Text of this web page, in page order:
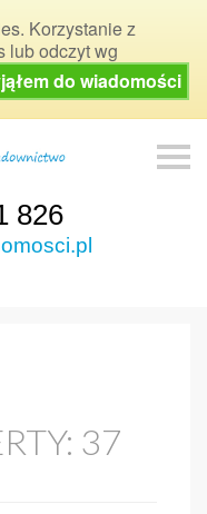
Korzystanie z
lub odczyt wg
do wiadomości
S
k
826
37